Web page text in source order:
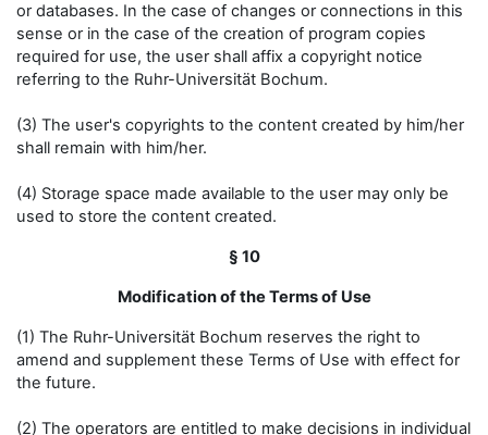
or databases. In the case of changes or connections in this
sense or in the case of the creation of program copies
required for use, the user shall affix a copyright notice
referring to the Ruhr-Universität Bochum.
(3) The user's copyrights to the content created by him/her
shall remain with him/her.
(4) Storage space made available to the user may only be
used to store the content created.
§ 10
Modification of the Terms of Use
(1) The Ruhr-Universität Bochum reserves the right to
amend and supplement these Terms of Use with effect for
the future.
(2) The operators are entitled to make decisions in individual